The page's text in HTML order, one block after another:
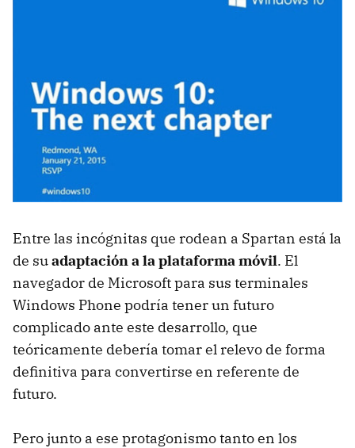
Entre las incógnitas que rodean a Spartan está la
de suadaptación a la plataforma móvil. El
navegador de Microsoft para sus terminales
Windows Phone podría tener un futuro
complicado ante este desarrollo, que
teóricamente debería tomar el relevo de forma
definitiva para convertirse en referente de
futuro.
Pero junto a ese protagonismo tanto en los